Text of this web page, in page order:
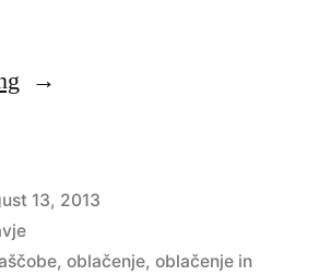
“Oblačenje
13, 2013
, oblačenje, oblačenje in